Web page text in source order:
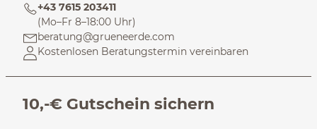
+43 7615 203411
(Mo–Fr 8–18:00 Uhr)
beratung@grueneerde.com
Kostenlosen Beratungstermin vereinbaren
10,-€ Gutschein sichern